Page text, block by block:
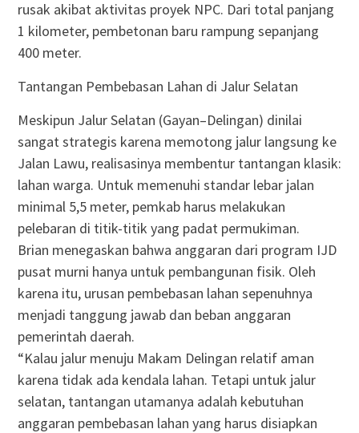
rusak akibat aktivitas proyek NPC. Dari total panjang
1 kilometer, pembetonan baru rampung sepanjang
400 meter.
Tantangan Pembebasan Lahan di Jalur Selatan
Meskipun Jalur Selatan (Gayan–Delingan) dinilai
sangat strategis karena memotong jalur langsung ke
Jalan Lawu, realisasinya membentur tantangan klasik:
lahan warga. Untuk memenuhi standar lebar jalan
minimal 5,5 meter, pemkab harus melakukan
pelebaran di titik-titik yang padat permukiman.
Brian menegaskan bahwa anggaran dari program IJD
pusat murni hanya untuk pembangunan fisik. Oleh
karena itu, urusan pembebasan lahan sepenuhnya
menjadi tanggung jawab dan beban anggaran
pemerintah daerah.
“Kalau jalur menuju Makam Delingan relatif aman
karena tidak ada kendala lahan. Tetapi untuk jalur
selatan, tantangan utamanya adalah kebutuhan
anggaran pembebasan lahan yang harus disiapkan